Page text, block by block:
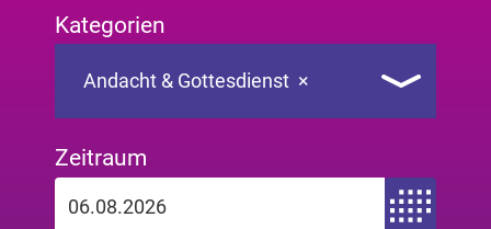
Kategorien
×
Andacht & Gottesdienst
Zeitraum
Zeitraum von